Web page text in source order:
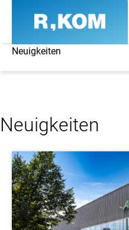
Neuigkeiten
Neuigkeiten